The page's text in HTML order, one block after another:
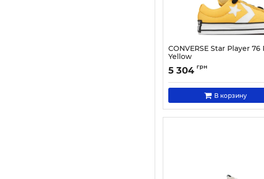
CONVERSE Star Player 76
Yellow
Артикул: 0000304830099-36
5 304 грн
В корзину